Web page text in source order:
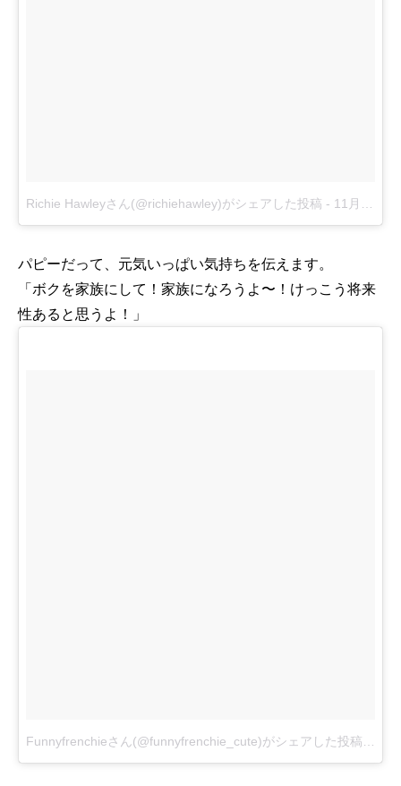
Richie Hawleyさん(@richiehawley)がシェアした投稿 - 11月 23, 2017 at 5:33午前 PST
パピーだって、元気いっぱい気持ちを伝えます。
「ボクを家族にして！家族になろうよ〜！けっこう将来
性あると思うよ！」
Funnyfrenchieさん(@funnyfrenchie_cute)がシェアした投稿
-